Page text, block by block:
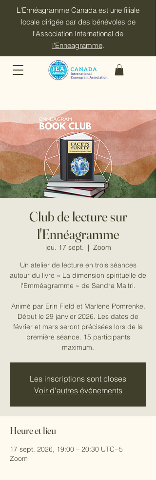
L'Ennéagramme Canada est une filiale
locale dirigée par des bénévoles de
l'Association International de
l'Enneagramme.
Club de lecture sur
l'Ennéagramme
jeu. 17 sept.
  |
Zoom
Un atelier de lecture en trois séances
autour du livre « La dimension spirituelle de
l'Emméagramme » de Sandra Maitri.
Animé par Erin Field et Marlene Pomrenke.
Début le 29 janvier 2026. Les dates de
février et mars seront précisées lors de la
première séance. 15 participants
maximum.
Les inscriptions sont closes
Voir d'autres événements
Heure et lieu
17 sept. 2026, 19:00 – 20:30 UTC−5
Zoom